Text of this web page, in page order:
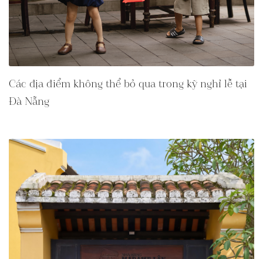
Các địa điểm không thể bỏ qua trong kỹ nghỉ lễ tại
Đà Nẵng